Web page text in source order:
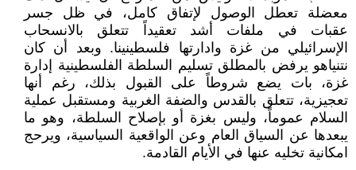
معضلة تعطل الوصول لإتفاق كامل، في ظل جسر
عقبات في ملفات أشد تعقيداً تتعلق بالانسحاب
الإسرائيلي من غزة وادارتها فلسطينينا. وبعد أن كان
نتنياهو يرفض بالمطلق تسليم السلطة الفلسطينية إدارة
غزة، بات يضع شروطاً على القبول بذلك، رغم أنها
تعجيزية، تتعلق بالقدس والضفة الغربية ومستقبل عملية
السلام عموماً، وليس بغزة أو بإصلاح السلطة، وهو ما
يبعدها عن السياق العام وعن الواقعية السياسية، ويرحج
امكانية تخليه عنها في الأيام القادمة.